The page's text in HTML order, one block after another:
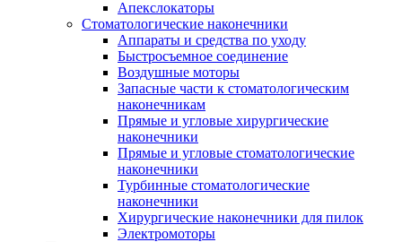
Апекслокаторы
Стоматологические наконечники
Аппараты и средства по уходу
Быстросъемное соединение
Воздушные моторы
Запасные части к стоматологическим
наконечникам
Прямые и угловые хирургические
наконечники
Прямые и угловые стоматологические
наконечники
Турбинные стоматологические
наконечники
Хирургические наконечники для пилок
Электромоторы